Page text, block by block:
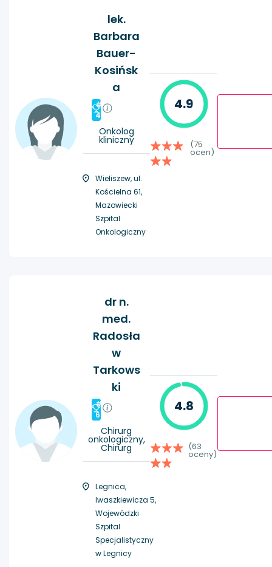
lek.
Barbara
Bauer-
Kosińsk
a
#
4
Onkolog
kliniczny
Wieliszew, ul.
Kościelna 61,
Mazowiecki
Szpital
Onkologiczny
4.9
(75
ocen)
dr n.
med.
Radosła
w
Tarkows
ki
#
6
Chirurg
onkologiczny,
Chirurg
Legnica,
Iwaszkiewicza 5,
Wojewódzki
Szpital
Specjalistyczny
w Legnicy
4.8
(63
oceny)